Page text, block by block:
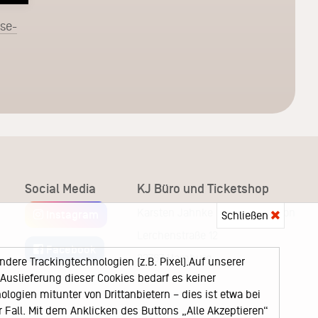
Social Media
Facebook
KJ Büro und Ticketshop
Karsten Jahnke Konzertdirektion
22767 Hamburg
Schließen
Trackingtechnologien (z.B. Pixel).Auf unserer
dieser Cookies bedarf es keiner
mitunter von Drittanbietern – dies ist etwa bei
Mit dem Anklicken des Buttons „Alle Akzeptieren“